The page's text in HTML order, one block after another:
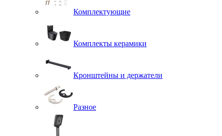
Комплектующие
Комплекты керамики
Кронштейны и держатели
Разное